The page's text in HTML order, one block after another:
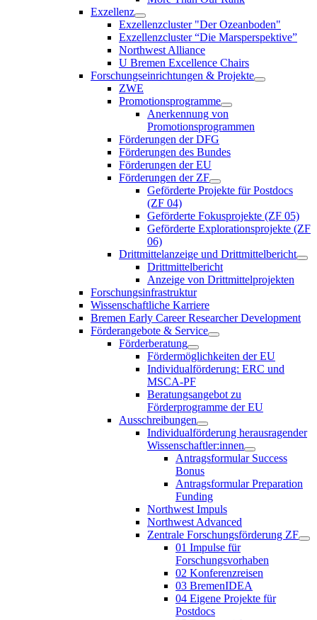
Exzellenz
Exzellenzcluster "Der Ozeanboden"
Exzellenzcluster “Die Marsperspektive”
Northwest Alliance
U Bremen Excellence Chairs
Forschungseinrichtungen & Projekte
ZWE
Promotionsprogramme
Anerkennung von
Promotionsprogrammen
Förderungen der DFG
Förderungen des Bundes
Förderungen der EU
Förderungen der ZF
Geförderte Projekte für Postdocs
(ZF 04)
Geförderte Fokusprojekte (ZF 05)
Geförderte Explorationsprojekte (ZF
06)
Drittmittelanzeige und Drittmittelbericht
Drittmittelbericht
Anzeige von Drittmittelprojekten
Forschungsinfrastruktur
Wissenschaftliche Karriere
Bremen Early Career Researcher Development
Förderangebote & Service
Förderberatung
Fördermöglichkeiten der EU
Individualförderung: ERC und
MSCA-PF
Beratungsangebot zu
Förderprogramme der EU
Ausschreibungen
Individualförderung herausragender
Wissenschaftler:innen
Antragsformular Success
Bonus
Antragsformular Preparation
Funding
Northwest Impuls
Northwest Advanced
Zentrale Forschungsförderung ZF
01 Impulse für
Forschungsvorhaben
02 Konferenzreisen
03 BremenIDEA
04 Eigene Projekte für
Postdocs